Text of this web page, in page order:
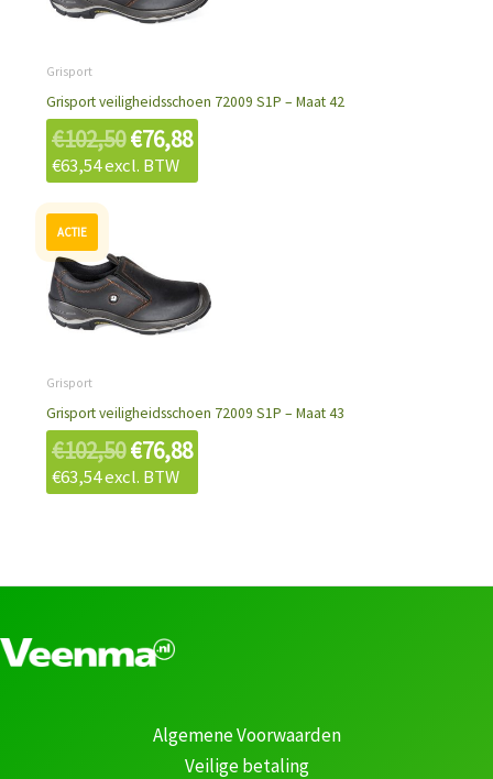
Grisport
Grisport veiligheidsschoen 72009 S1P – Maat 42
€102,50
€102,50.
€76,88
€76,88.
€63,54excl. BTW
Grisport
Grisport veiligheidsschoen 72009 S1P – Maat 43
€102,50
prijs
was:
€102,50.
€76,88
prijs
is:
€76,88.
€63,54excl. BTW
Algemene Voorwaarden
Veilige betaling